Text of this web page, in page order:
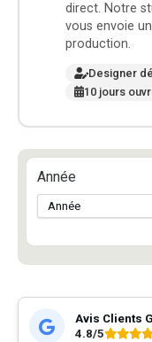
direct. Notre
vous envoie
production.
Designer
10 jours
Année
Avis Clients
4.8/5